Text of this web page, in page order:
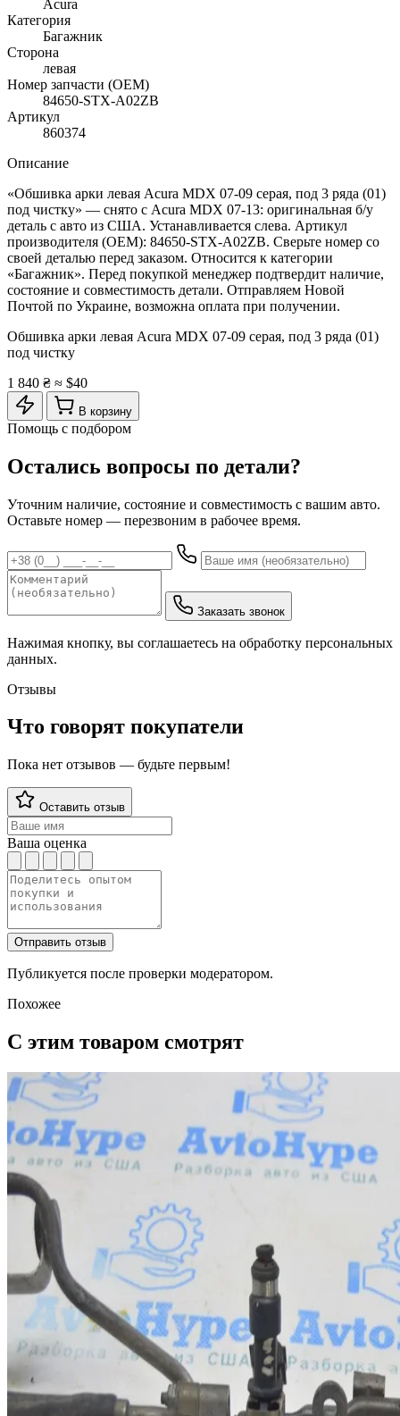
Acura
Категория
Багажник
Сторона
левая
Номер запчасти (OEM)
84650-STX-A02ZB
Артикул
860374
Описание
«Обшивка арки левая Acura MDX 07-09 серая, под 3 ряда (01)
под чистку» — снято с Acura MDX 07-13: оригинальная б/у
деталь с авто из США. Устанавливается слева. Артикул
производителя (OEM): 84650-STX-A02ZB. Сверьте номер со
своей деталью перед заказом. Относится к категории
«Багажник». Перед покупкой менеджер подтвердит наличие,
состояние и совместимость детали. Отправляем Новой
Почтой по Украине, возможна оплата при получении.
Обшивка арки левая Acura MDX 07-09 серая, под 3 ряда (01)
под чистку
1 840 ₴ ≈ $40
В корзину
Помощь с подбором
Остались вопросы по детали?
Уточним наличие, состояние и совместимость с вашим авто.
Оставьте номер — перезвоним в рабочее время.
Заказать звонок
Нажимая кнопку, вы соглашаетесь на обработку персональных
данных.
Отзывы
Что говорят покупатели
Пока нет отзывов — будьте первым!
Оставить отзыв
Ваша оценка
Отправить отзыв
Публикуется после проверки модератором.
Похожее
С этим товаром смотрят